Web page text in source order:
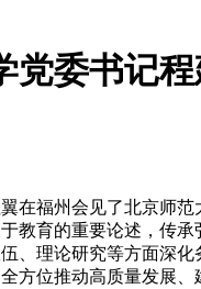
党委书记
福州会见了北京师范
育的重要论述，传承
、理论研究等方面深
方位推动高质量发展、